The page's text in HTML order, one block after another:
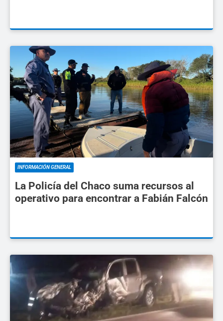
INFORMACIÓN GENERAL
La Policía del Chaco suma recursos al
operativo para encontrar a Fabián Falcón